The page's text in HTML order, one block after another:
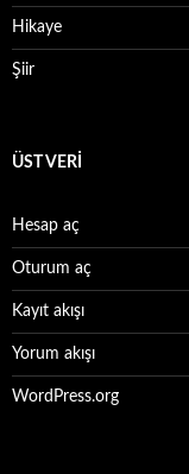
Hikaye
Şiir
ÜST VERI
Hesap aç
Oturum aç
Kayıt akışı
Yorum akışı
WordPress.org